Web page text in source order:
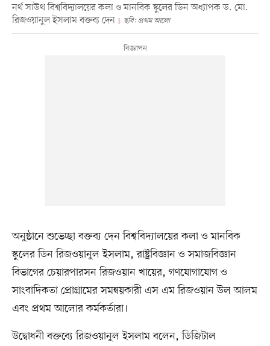
নর্থ সাউথ বিশ্ববিদ্যালয়ের কলা ও মানবিক স্কুলের ডিন অধ্যাপক ড. মো.
রিজওয়ানুল ইসলাম বক্তব্য দেন
ছবি: প্রথম আলো
অনুষ্ঠানে শুভেচ্ছা বক্তব্য দেন বিশ্ববিদ্যালয়ের কলা ও মানবিক
স্কুলের ডিন রিজওয়ানুল ইসলাম, রাষ্ট্রবিজ্ঞান ও সমাজবিজ্ঞান
বিভাগের চেয়ারপারসন রিজওয়ান খায়ের, গণযোগাযোগ ও
সাংবাদিকতা প্রোগ্রামের সমন্বয়কারী এস এম রিজওয়ান উল আলম
এবং প্রথম আলোর কর্মকর্তারা।
উদ্বোধনী বক্তব্যে রিজওয়ানুল ইসলাম বলেন, ডিজিটাল